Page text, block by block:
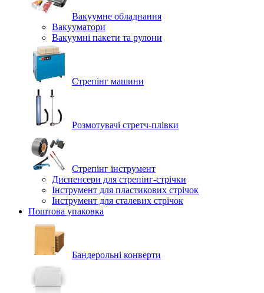
Вакуумне обладнання
Вакууматори
Вакуумні пакети та рулони
Стрепінг машини
Розмотувачі стретч-плівки
Стрепінг інструмент
Диспенсери для стрепінг-стрічки
Інструмент для пластикових стрічок
Інструмент для сталевих стрічок
Поштова упаковка
Бандерольні конверти